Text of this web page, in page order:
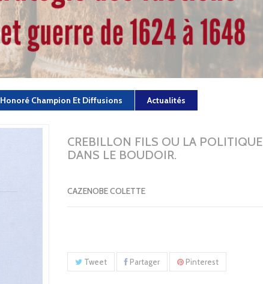
Honoré Champion Et Diffusions Actualités
CREBILLON FILS OU LA POLITIQUE
DANS LE BOUDOIR.
CAZENOBE COLETTE
Tweet Partager Pinterest